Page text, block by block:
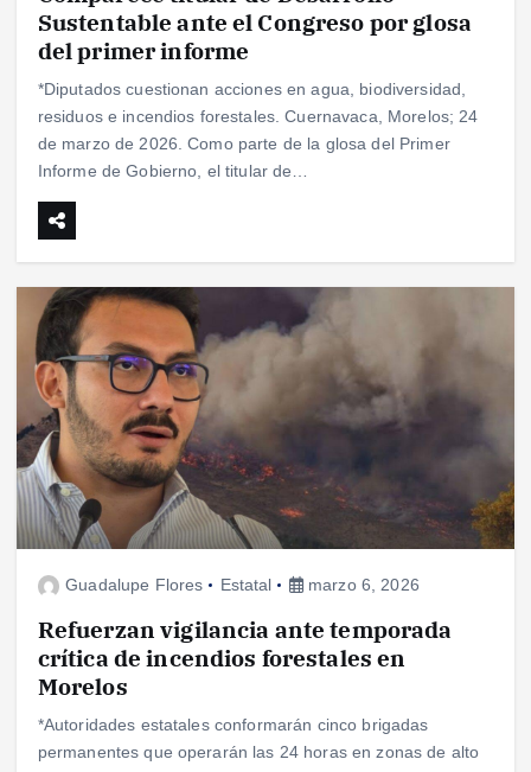
Sustentable ante el Congreso por glosa
del primer informe
*Diputados cuestionan acciones en agua, biodiversidad,
residuos e incendios forestales. Cuernavaca, Morelos; 24
de marzo de 2026. Como parte de la glosa del Primer
Informe de Gobierno, el titular de…
Guadalupe Flores Estatal marzo 6, 2026
Refuerzan vigilancia ante temporada
crítica de incendios forestales en
Morelos
*Autoridades estatales conformarán cinco brigadas
permanentes que operarán las 24 horas en zonas de alto